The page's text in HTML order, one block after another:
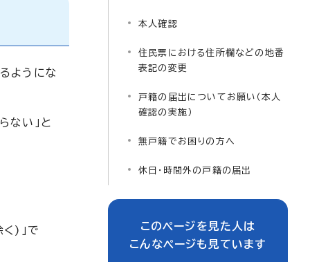
ようにな
ない」と
)」で
本人確認
住民票における住所欄などの地番
表記の変更
戸籍の届出についてお願い（本人
確認の実施）
無戸籍でお困りの方へ
休日・時間外の戸籍の届出
このページを見た人は
こんなページも見ています